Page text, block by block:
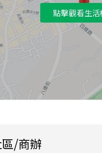
點擊觀看生
/商辦